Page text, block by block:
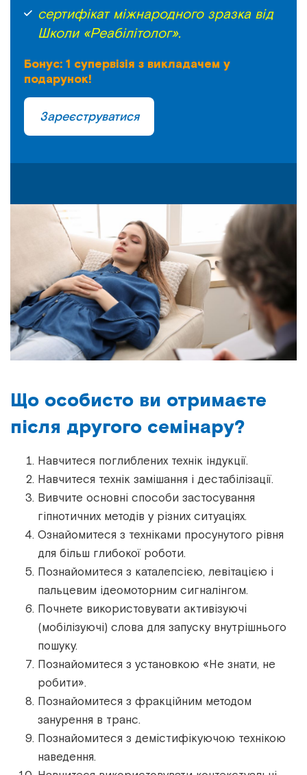
сертифікат міжнародного зразка від
Школи «Реабілітолог».
Бонус: 1 супервізія з викладачем у
подарунок!
Зареєструватися
Що особисто ви отримаєте
після другого семінару?
Навчитеся поглиблених технік індукції.
Навчитеся технік замішання і дестабілізації.
Вивчите основні способи застосування
гіпнотичних методів у різних ситуаціях.
Ознайомитеся з техніками просунутого рівня
для більш глибокої роботи.
Познайомитеся з каталепсією, левітацією і
пальцевим ідеомоторним сигналінгом.
Почнете використовувати активізуючі
(мобілізуючі) слова для запуску внутрішнього
пошуку.
Познайомитеся з установкою «Не знати, не
робити».
Познайомитеся з фракційним методом
занурення в транс.
Познайомитеся з демістифікуючою технікою
наведення.